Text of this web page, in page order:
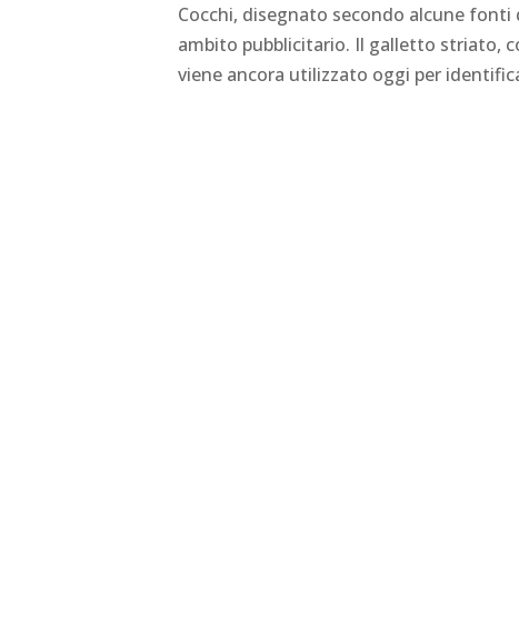
Cocchi, disegnato secondo alcune
ambito pubblicitario. Il galletto striato,
viene ancora utilizzato oggi per